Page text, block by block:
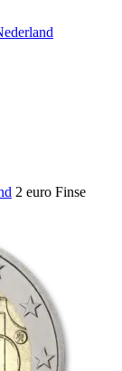
2 euro Finse